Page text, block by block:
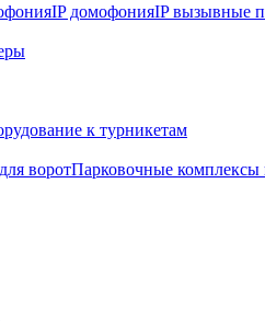
IP домофонияIP вызывные
к турникетам
воротПарковочные комплексы